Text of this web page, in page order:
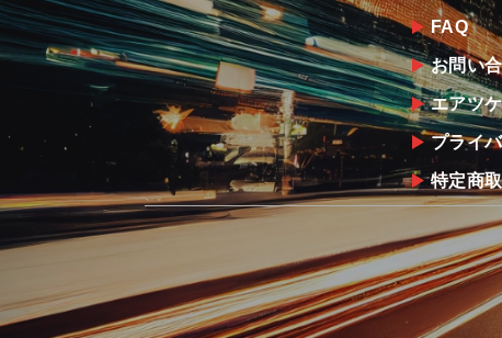
FAQ
お問い
エアツ
プライ
特定商